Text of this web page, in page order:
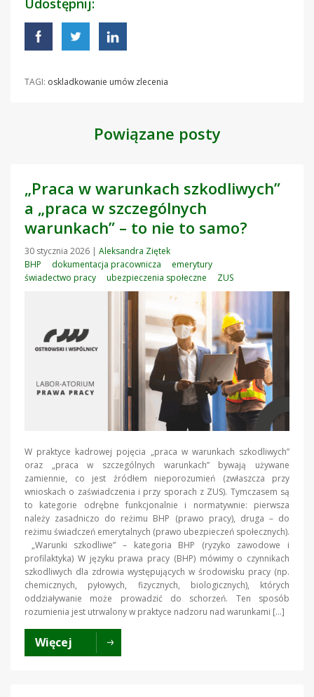
Udostępnij:
TAGI: oskladkowanie umów zlecenia
Powiązane posty
„Praca w warunkach szkodliwych”
a „praca w szczególnych
warunkach” – to nie to samo?
30 stycznia 2026 | Aleksandra Ziętek
BHP
dokumentacja pracownicza
emerytury
świadectwo pracy
ubezpieczenia społeczne ZUS
W praktyce kadrowej pojęcia „praca w warunkach szkodliwych”
oraz „praca w szczególnych warunkach” bywają używane
zamiennie, co jest źródłem nieporozumień (zwłaszcza przy
wnioskach o zaświadczenia i przy sporach z ZUS). Tymczasem są
to kategorie odrębne funkcjonalnie i normatywnie: pierwsza
należy zasadniczo do reżimu BHP (prawo pracy), druga – do
reżimu świadczeń emerytalnych (prawo ubezpieczeń społecznych).
„Warunki szkodliwe” – kategoria BHP (ryzyko zawodowe i
profilaktyka) W języku prawa pracy (BHP) mówimy o czynnikach
szkodliwych dla zdrowia występujących w środowisku pracy (np.
chemicznych, pyłowych, fizycznych, biologicznych), których
oddziaływanie może prowadzić do schorzeń. Ten sposób
rozumienia jest utrwalony w praktyce nadzoru nad warunkami […]
Więcej